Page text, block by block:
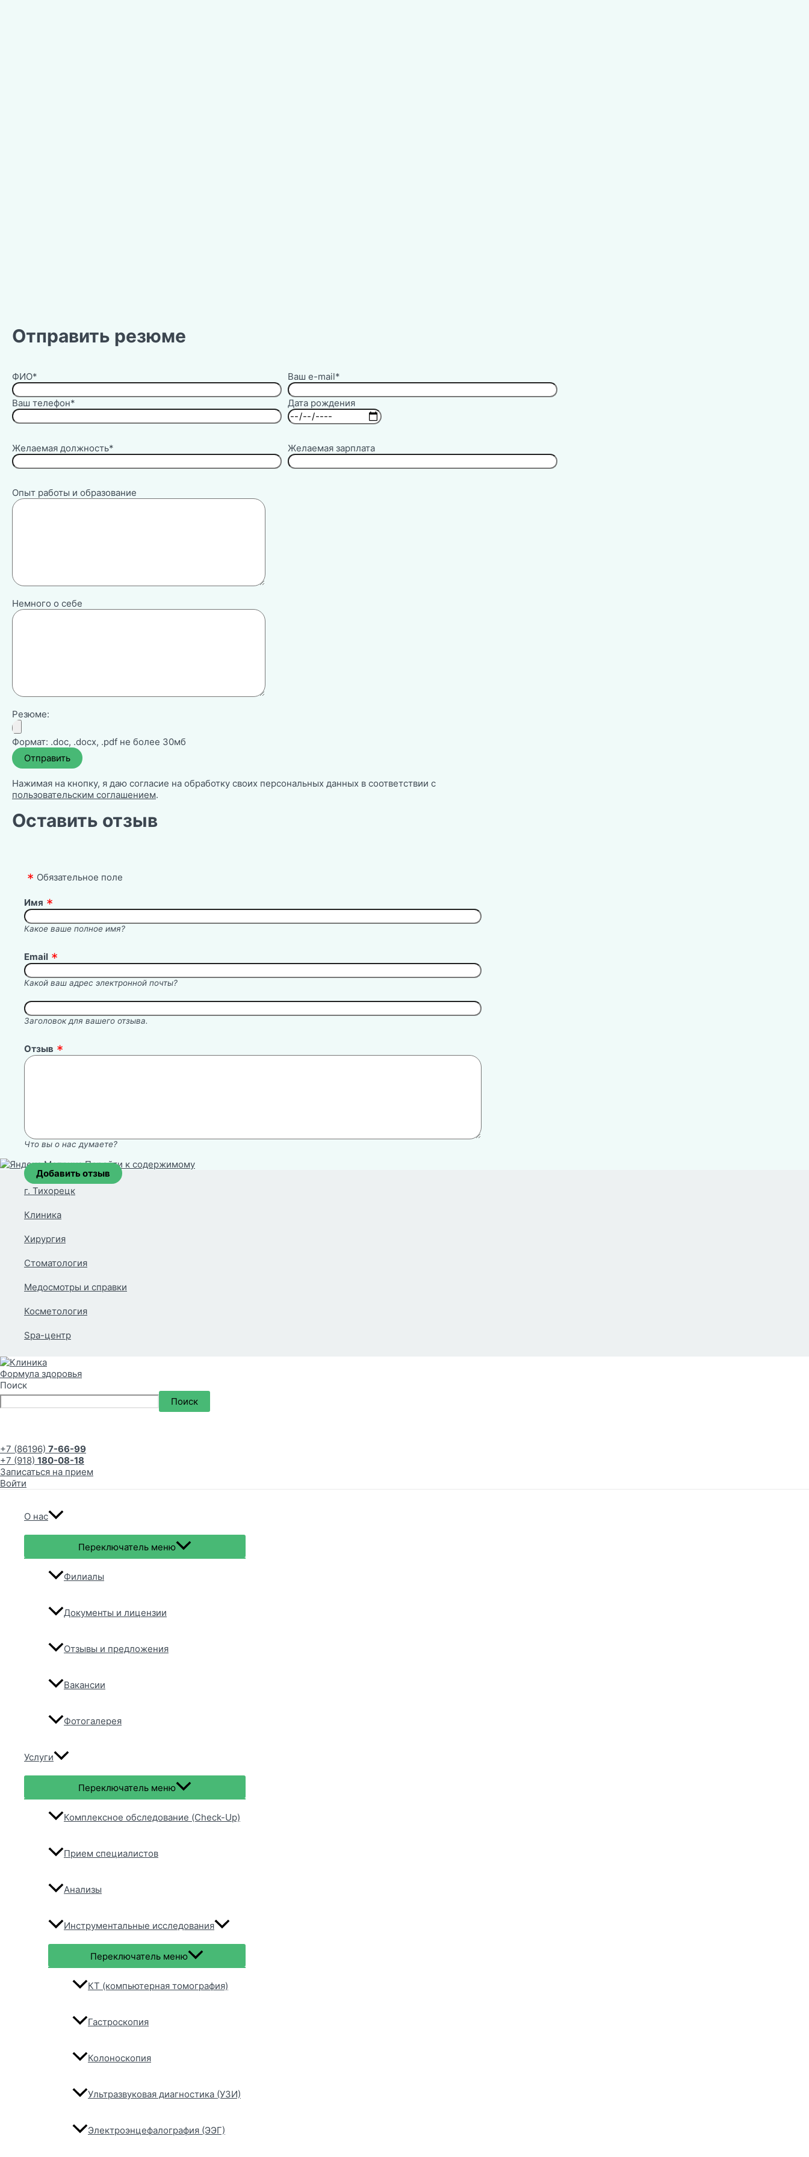
Отправить резюме
ФИО*
Ваш телефон*
Ваш e-mail*
Дата рождения
Желаемая должность* Желаемая зарплата
Опыт работы и образование
Немного о себе
Резюме:
Формат: .doc, .docx, .pdf не более 30мб
Нажимая на кнопку, я даю согласие на обработку своих персональных данных в соответствии с
пользовательским соглашением.
Оставить отзыв
Обязательное поле
Имя
Какое ваше полное имя?
Email
Какой ваш адрес электронной почты?
Заголовок для вашего отзыва.
Отзыв
Что вы о нас думаете?
Перейти к содержимому
г. Тихорецк
Клиника
Хирургия
Стоматология
Медосмотры и справки
Косметология
Spa-центр
Поиск
Поиск
+7 (86196) 7-66-99
+7 (918) 180-08-18
Записаться на прием
Войти
О нас
Переключатель меню
Филиалы
Документы и лицензии
Отзывы и предложения
Вакансии
Фотогалерея
Услуги
Переключатель меню
Комплексное обследование (Check-Up)
Прием специалистов
Анализы
Инструментальные исследования
Переключатель меню
КТ (компьютерная томография)
Гастроскопия
Колоноскопия
Ультразвуковая диагностика (УЗИ)
Электроэнцефалография (ЭЭГ)